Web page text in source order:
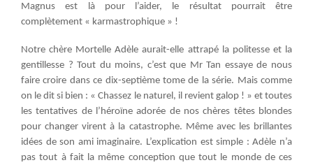
Magnus est là pour l’aider, le résultat pourrait être
complètement « karmastrophique » !
Notre chère Mortelle Adèle aurait-elle attrapé la politesse et la
gentillesse ? Tout du moins, c’est que Mr Tan essaye de nous
faire croire dans ce dix-septième tome de la série. Mais comme
on le dit si bien : « Chassez le naturel, il revient galop ! » et toutes
les tentatives de l’héroïne adorée de nos chères têtes blondes
pour changer virent à la catastrophe. Même avec les brillantes
idées de son ami imaginaire. L’explication est simple : Adèle n’a
pas tout à fait la même conception que tout le monde de ces